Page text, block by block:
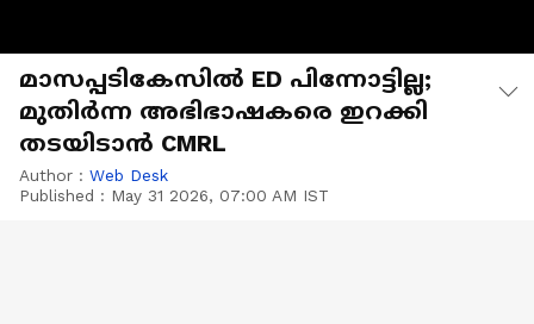
മാസപ്പടികേസിൽ ED പിന്നോട്ടില്ല;
മുതിർന്ന അഭിഭാഷകരെ ഇറക്കി
തടയിടാൻ CMRL
Author : Web Desk
Published : May 31 2026, 07:00 AM IST